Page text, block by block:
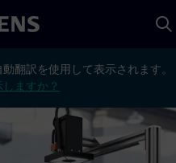
翻訳を使用して表示されます。
ますか？